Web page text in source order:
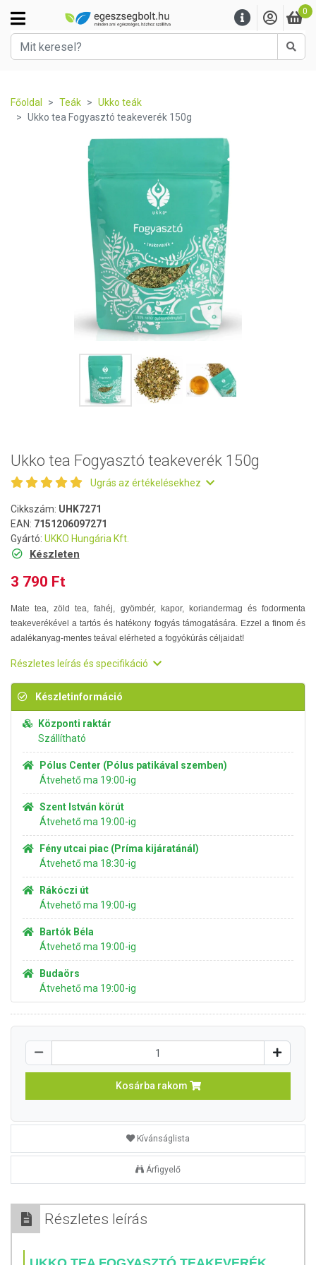
0
Főoldal Teák
Ukko teák
Ukko tea Fogyasztó teakeverék 150g
Ukko tea Fogyasztó teakeverék 150g
Ugrás az értékelésekhez
Cikkszám: UHK7271
EAN: 7151206097271
Gyártó: UKKO Hungária Kft.
Készleten
3 790 Ft
Mate tea, zöld tea, fahéj, gyömbér, kapor, koriandermag és fodormenta
teakeverékével a tartós és hatékony fogyás támogatására. Ezzel a finom és
adalékanyag-mentes teával elérheted a fogyókúrás céljaidat!
Részletes leírás és specifikáció
Készletinformáció
Központi raktár
Szállítható
Pólus Center (Pólus patikával szemben)
Átvehető ma 19:00-ig
Szent István körút
Átvehető ma 19:00-ig
Fény utcai piac (Príma kijáratánál)
Átvehető ma 18:30-ig
Rákóczi út
Átvehető ma 19:00-ig
Bartók Béla
Átvehető ma 19:00-ig
Budaörs
Átvehető ma 19:00-ig
Kosárba rakom
Kívánságlista
Árfigyelő
Részletes leírás